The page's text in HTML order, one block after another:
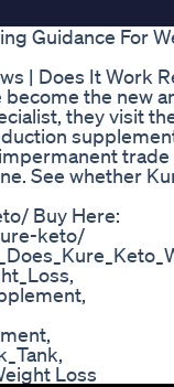
Guidance For
| Does It Work
the new
they visit
See whether
Buy Here:
keto/
Loss